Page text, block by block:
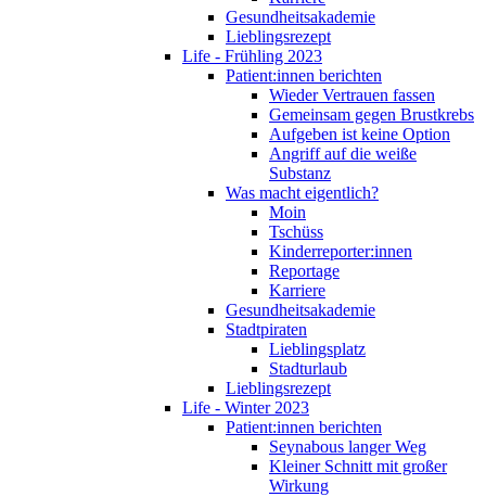
Gesundheitsakademie
Lieblingsrezept
Life - Frühling 2023
Patient:innen berichten
Wieder Vertrauen fassen
Gemeinsam gegen Brustkrebs
Aufgeben ist keine Option
Angriff auf die weiße
Substanz
Was macht eigentlich?
Moin
Tschüss
Kinderreporter:innen
Reportage
Karriere
Gesundheitsakademie
Stadtpiraten
Lieblingsplatz
Stadturlaub
Lieblingsrezept
Life - Winter 2023
Patient:innen berichten
Seynabous langer Weg
Kleiner Schnitt mit großer
Wirkung